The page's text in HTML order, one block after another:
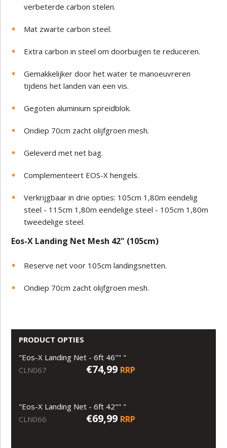
verbeterde carbon stelen.
Mat zwarte carbon steel.
Extra carbon in steel om doorbuigen te reduceren.
Gemakkelijker door het water te manoeuvreren
tijdens het landen van een vis.
Gegoten aluminium spreidblok.
Ondiep 70cm zacht olijfgroen mesh.
Geleverd met net bag.
Complementeert EOS-X hengels.
Verkrijgbaar in drie opties: 105cm 1,80m eendelig
steel - 115cm 1,80m eendelige steel - 105cm 1,80m
tweedelige steel.
Eos-X Landing Net Mesh 42" (105cm)
Reserve net voor 105cm landingsnetten.
Ondiep 70cm zacht olijfgroen mesh.
PRODUCT OPTIES
"Eos-X Landing Net - 6ft 46"" "
CLN067
€74,99 RRP
"Eos-X Landing Net - 6ft 42"" "
CLN066
€69,99 RRP